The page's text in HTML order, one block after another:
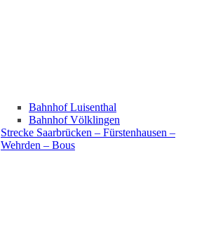
Bahnhof Luisenthal
Bahnhof Völklingen
Strecke Saarbrücken – Fürstenhausen –
Wehrden – Bous